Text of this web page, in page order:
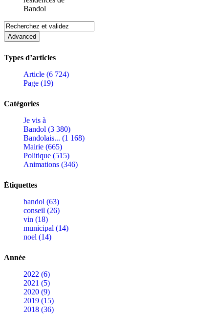
Bandol
Types d’articles
Article (6 724)
Page (19)
Catégories
Je vis à
Bandol (3 380)
Bandolais... (1 168)
Mairie (665)
Politique (515)
Animations (346)
Étiquettes
bandol (63)
conseil (26)
vin (18)
municipal (14)
noel (14)
Année
2022 (6)
2021 (5)
2020 (9)
2019 (15)
2018 (36)